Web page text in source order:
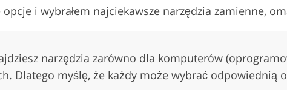
opcje i wybrałem najciekawsze narzędzia zamienne,
narzędzia zarówno dla komputerów
Dlatego myślę, że każdy może wybrać odpowiednią